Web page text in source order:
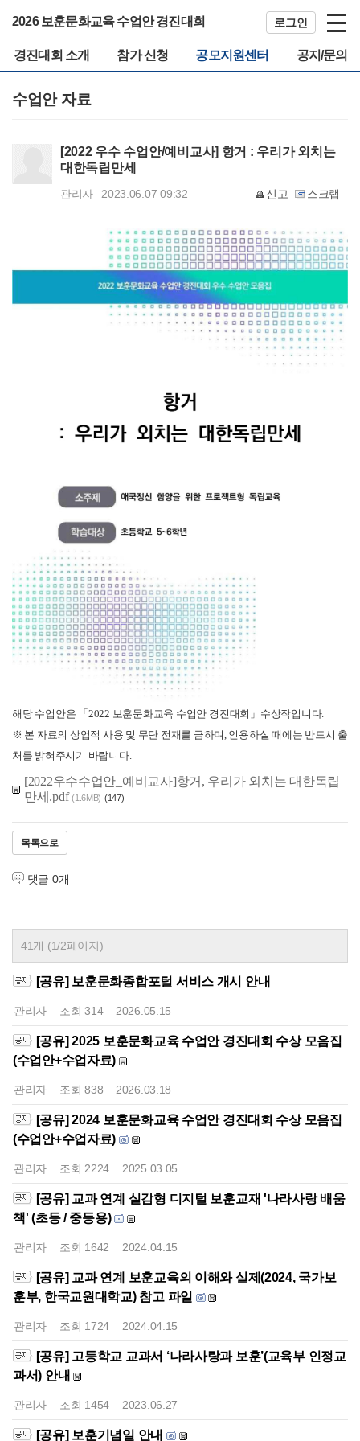
2026 보훈문화교육 수업안 경진대회 로그인
경진대회 소개 참가 신청 공모지원센터 공지/문의
수업안 자료
[2022 우수 수업안/예비교사] 항거 : 우리가 외치는
대한독립만세
관리자 2023.06.07 09:32 신고 스크랩
해당 수업안은 「2022 보훈문화교육 수업안 경진대회」수상작입니다.
※ 본 자료의 상업적 사용 및 무단 전재를 금하며, 인용하실 때에는 반드시 출
처를 밝혀주시기 바랍니다.
[2022우수수업안_예비교사]항거, 우리가 외치는 대한독립
만세.pdf (1.6MB) (147)
목록으로
댓글 0개
41개 (1/2페이지)
[공유] 보훈문화종합포털 서비스 개시 안내
관리자 조회314 2026.05.15
[공유] 2025 보훈문화교육 수업안 경진대회 수상 모음집
(수업안+수업자료)
관리자 조회838 2026.03.18
[공유] 2024 보훈문화교육 수업안 경진대회 수상 모음집
(수업안+수업자료)
관리자 조회 2224 2025.03.05
[공유] 교과 연계 실감형 디지털 보훈교재 '나라사랑 배움
책' (초등 / 중등용)
관리자 조회 1642 2024.04.15
[공유] 교과 연계 보훈교육의 이해와 실제(2024, 국가보
훈부, 한국교원대학교) 참고 파일
관리자 조회 1724 2024.04.15
[공유] 고등학교 교과서 ‘나라사랑과 보훈’(교육부 인정교
과서) 안내
관리자 조회 1454 2023.06.27
[공유] 보훈기념일 안내